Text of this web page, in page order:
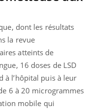
dont les résultats
la revue
atteints de
16 doses de LSD
à l’hôpital puis à leur
6 à 20 microgrammes
mobile qui